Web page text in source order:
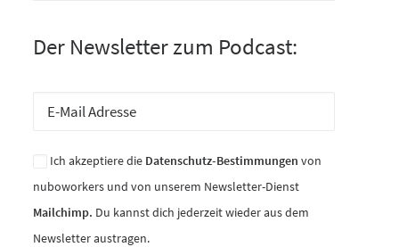
Der Newsletter zum Podcast:
Ich akzeptiere die Datenschutz-Bestimmungen von
nuboworkers und von unserem Newsletter-Dienst
Mailchimp. Du kannst dich jederzeit wieder aus dem
Newsletter austragen.